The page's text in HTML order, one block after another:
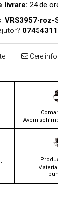
livrare: 24 de
VRS3957-roz-
Cere
Avem